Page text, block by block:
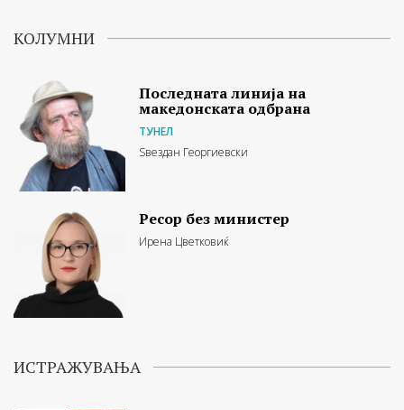
КОЛУМНИ
Последната линија на
македонската одбрана
ТУНЕЛ
Ѕвездан Георгиевски
Ресор без министер
Ирена Цветковиќ
ИСТРАЖУВАЊА